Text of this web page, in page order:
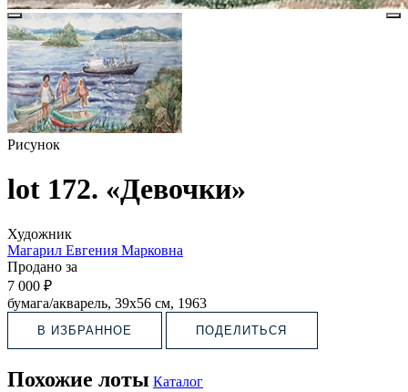
Рисунок
lot 172. «Девочки»
Художник
Магарил Евгения Марковна
Продано за
7 000 ₽
бумага/акварель, 39х56 см, 1963
В ИЗБРАННОЕ ПОДЕЛИТЬСЯ
Похожие лоты Каталог